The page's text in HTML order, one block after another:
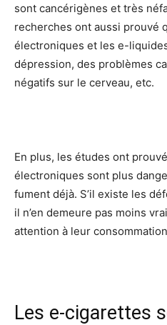
sont cancérigènes et très
recherches ont aussi prouvé
électroniques et les e-
dépression, des problèmes
négatifs sur le cerveau, etc.
En plus, les études ont
électroniques sont plus
fument déjà. S’il existe les
il n’en demeure pas moins
attention à leur
Les e-cigarettes